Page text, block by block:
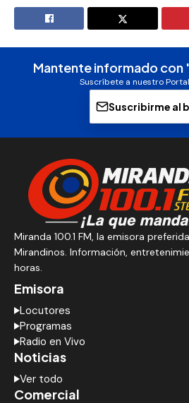
Mantente informado con
Suscríbete a nuestro
Suscribirme al
Miranda 100.1 FM, la emisora
Mirandinos. Información,
horas.
Emisora
Locutores
Programas
Radio en Vivo
Noticias
Ver todo
Comercial